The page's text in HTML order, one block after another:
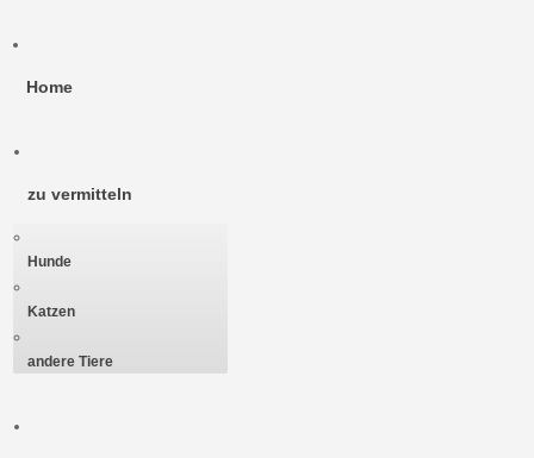
Home
zu vermitteln
Hunde
Katzen
andere Tiere